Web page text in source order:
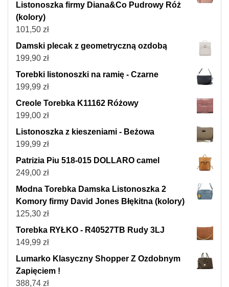
Listonoszka firmy Diana&Co Pudrowy Róż
(kolory)
101,50 zł
Damski plecak z geometryczną ozdobą
199,90 zł
Torebki listonoszki na ramię - Czarne
199,99 zł
Creole Torebka K11162 Różowy
199,00 zł
Listonoszka z kieszeniami - Beżowa
199,99 zł
Patrizia Piu 518-015 DOLLARO camel
249,00 zł
Modna Torebka Damska Listonoszka 2
Komory firmy David Jones Błękitna (kolory)
125,30 zł
Torebka RYŁKO - R40527TB Rudy 3LJ
149,99 zł
Lumarko Klasyczny Shopper Z Ozdobnym
Zapięciem !
388,74 zł